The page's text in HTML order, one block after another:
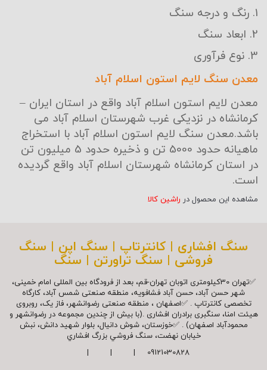
1. رنگ و درجه سنگ
2. ابعاد سنگ
3. نوع فرآوری
معدن سنگ لایم استون اسلام آباد
معدن لایم استون اسلام آباد واقع در استان ایران –
کرمانشاه در نزدیکی غرب شهرستان اسلام آباد می
باشد.معدن سنگ لایم استون اسلام آباد با استخراج
ماهیانه حدود 5000 تن و ذخیره حدود 5 میلیون تن
در استان کرمانشاه شهرستان اسلام آباد واقع گردیده
است.
مشاهده این محصول در راشین کالا
سنگ افشاری | کانترتاپ | سنگ اپن | سنگ
فروشی | سنگ تراورتن | سنگ
✅تهران 30کیلومتری اتوبان تهران-قم، بعد از فرودگاه بین المللی امام خمینی،
شهر حسن آباد، حسن آباد فشافویه، منطقه صنعتی شمس آباد، کارگاه
تخصصی کانترتاپ . ✅اصفهان ، منطقه صنعتی رضوانشهر، فاز یک، روبروی
هیئت امنا، سنگبری برادران افشاری .(با بیش از چندین مجموعه در رضوانشهر و
محمودآباد اصفهان) . ✅خوزستان، شوش دانیال، بلوار شهيد دانش، نبش
خیابان نهضت، سنگ فروشي بزرگ افشاري
09121030828 | | |